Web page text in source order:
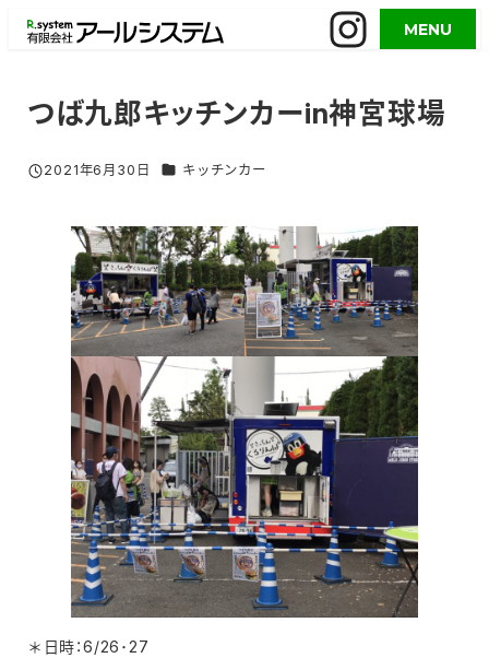
MENU
つば九郎キッチンカーin神宮球場
投稿日
2021年6月30日 グルメイベント／活用事例 カテゴリー
キッチンカー
＊日時：6/26･27